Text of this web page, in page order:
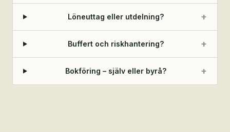
Löneuttag eller utdelning? +
Buffert och riskhantering? +
Bokföring – själv eller byrå? +